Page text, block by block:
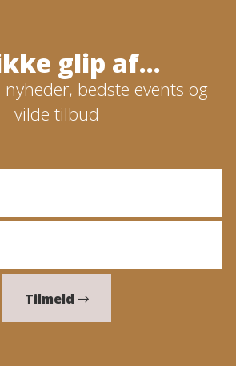
glip af...
nyheder, bedste events og
vilde tilbud
Tilmeld